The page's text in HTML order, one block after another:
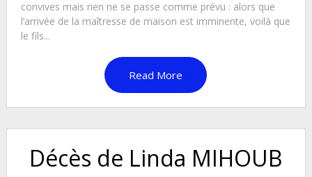
convives mais rien ne se passe comme prévu : alors que
l’arrivée de la maîtresse de maison est imminente, voilà que
le fils...
Read More
Décès de Linda MIHOUB